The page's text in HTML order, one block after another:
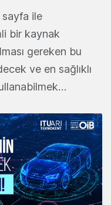
sayfa ile
bir kaynak
gereken bu
ve en sağlıklı